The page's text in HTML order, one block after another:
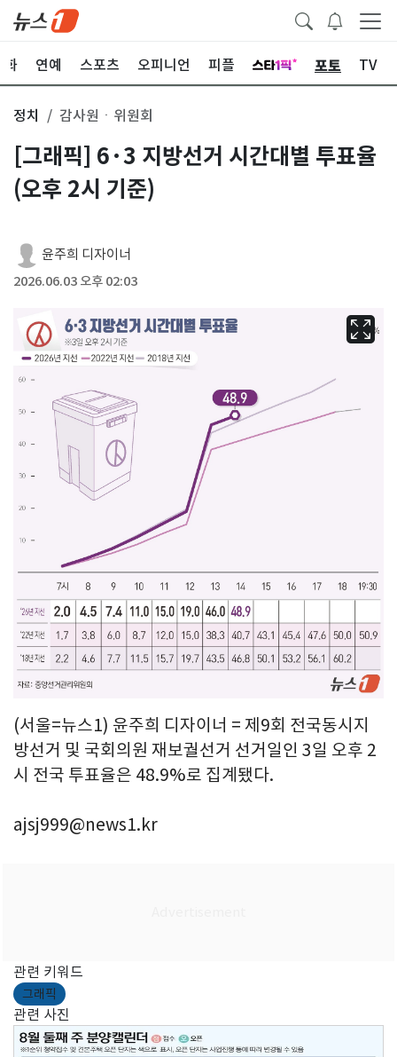
화 연예 스포츠 오피니언 피플 포토 TV
정치 감사원ㆍ위원회
[그래픽] 6·3 지방선거 시간대별 투표율
(오후 2시 기준)
윤주희 디자이너
2026.06.03 오후 02:03
(서울=뉴스1) 윤주희 디자이너 = 제9회 전국동시지
방선거 및 국회의원 재보궐선거 선거일인 3일 오후 2
시 전국 투표율은 48.9%로 집계됐다.
ajsj999@news1.kr
관련 키워드
그래픽
관련 사진